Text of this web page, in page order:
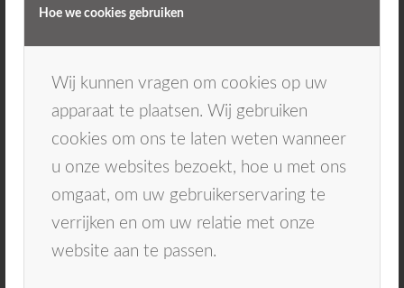
Hoe we cookies gebruiken
Wij kunnen vragen om cookies op uw
apparaat te plaatsen. Wij gebruiken
cookies om ons te laten weten wanneer
u onze websites bezoekt, hoe u met ons
omgaat, om uw gebruikerservaring te
verrijken en om uw relatie met onze
website aan te passen.
in de patiëntenkaart op ‘